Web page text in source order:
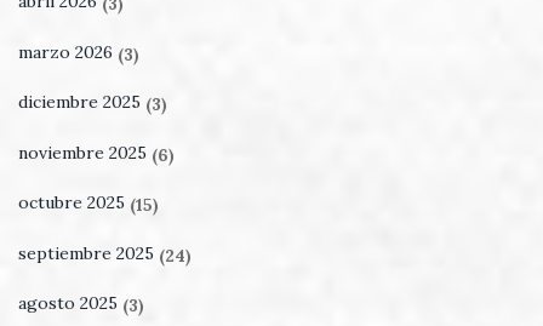
marzo 2026 (3)
diciembre 2025 (3)
noviembre 2025 (6)
octubre 2025 (15)
septiembre 2025 (24)
agosto 2025 (3)